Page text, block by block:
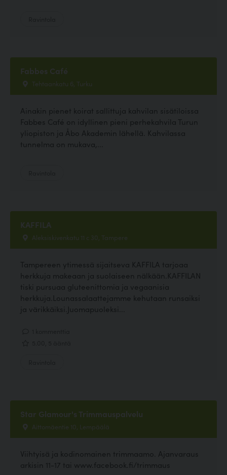
Fabbes Café
Tehtaankatu 6, Turku
Ainakin pienet koirat sallittuja kahvilan sisätiloissa
Fabbes Café on idyllinen pieni perhekahvila Turun
yliopiston ja Åbo Akademin lähellä. Kahvilassa
tunnelma on mukava,...
KAFFILA
Aleksiskivenkatu 11 c 30, Tampere
Tampereen ytimessä sijaitseva KAFFILA tarjoaa
herkkuja makeaan ja suolaiseen nälkään.KAFFILAN
tiski pursuaa gluteenittomia ja vegaanisia
herkkuja.Lounassalaattejamme kehutaan runsaiksi
ja värikkäiksi.Juomapuoleksi...
Star Glamour's Trimmauspalvelu
Aittomäentie 10, Lempäälä
Viihtyisä ja kodinomainen trimmaamo. Ajanvaraus
arkisin 11-17 tai www.facebook.fi/trimmaus